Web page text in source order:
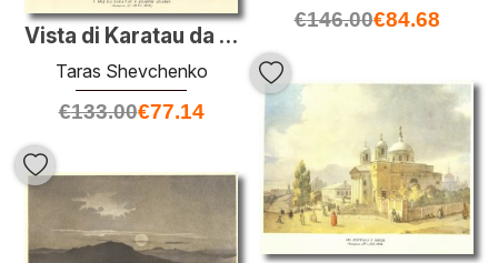
€146.00€84.68
Vista di Karatau da valle Apazir
Taras Shevchenko
€133.00€77.14